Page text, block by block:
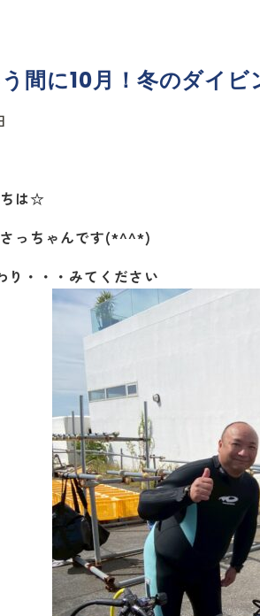
間に10月！冬のダイ
は☆
っちゃんです(*^^*)
り・・・みてください